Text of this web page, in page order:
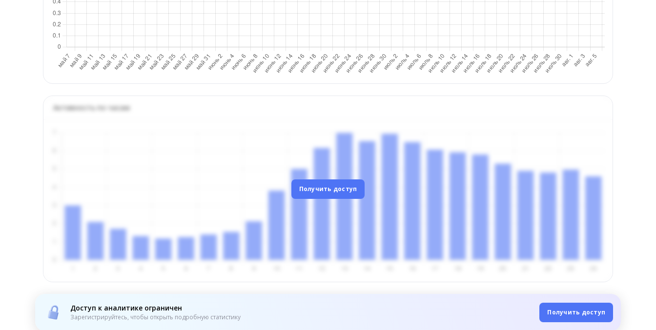
Активность по часам
Получить доступ
Доступ к аналитике ограничен
Зарегистрируйтесь, чтобы открыть подробную статистику
Получить доступ